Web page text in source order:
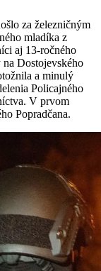
za železničným
mladíka z
aj 13-ročného
Dostojevského
a minulý
Policajného
V prvom
Popradčana.